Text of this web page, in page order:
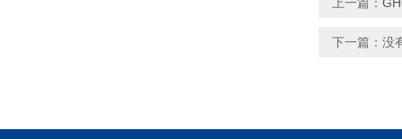
下一篇：没